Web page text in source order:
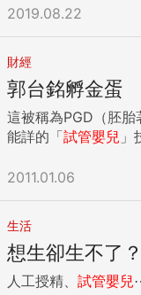
2019.08.22
財經
郭台銘孵金蛋
這被稱為PGD（胚
能詳的「試管嬰兒
2011.01.06
生活
想生卻生不了
人工授精、 試管嬰兒